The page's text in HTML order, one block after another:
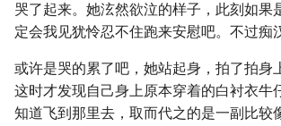
哭了起来。她泫然欲泣的样子，此刻如果
定会我见犹怜忍不住跑来安慰吧。不过痴
或许是哭的累了吧，她站起身，拍了拍身
这时才发现自己身上原本穿着的白衬衣牛
知道飞到那里去，取而代之的是一副比较